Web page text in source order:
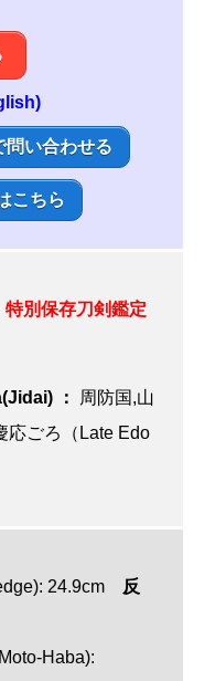
問い合わせる
こちら
特別保存刀剣鑑定
：
周防国,山
応ごろ（Late Edo
24.9cm
反
Haba):